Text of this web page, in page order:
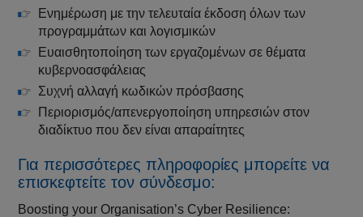
Ενημέρωση με την τελευταία έκδοση όλων των
προγραμμάτων και λογισμικών
Ευαισθητοποίηση των εργαζομένων σε θέματα
κυβερνοασφάλειας
Συχνή αλλαγή κωδικών πρόσβασης
Περιορισμός/απενεργοποίηση υπηρεσιών στον
διαδίκτυο που δεν είναι απαραίτητες
Για περισσότερες πληροφορίες μπορείτε να
επισκεφτείτε τον σύνδεσμο:
Boosting your Organisation’s Cyber Resilience: